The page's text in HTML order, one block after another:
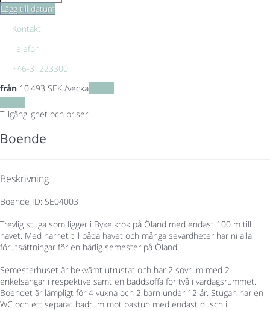
Lägg till datum
Kontakt
Telefon
+46-31223300
från 10.493 SEK /vecka
Tillgänglighet och priser
Boende
Beskrivning
Boende ID: SE04003
Trevlig stuga som ligger i Byxelkrok på Öland med endast 100 m till
havet. Med närhet till båda havet och många sevärdheter har ni alla
förutsättningar för en härlig semester på Öland!
Semesterhuset är bekvämt utrustat och har 2 sovrum med 2
enkelsängar i respektive samt en bäddsoffa för två i vardagsrummet.
Boendet är lämpligt för 4 vuxna och 2 barn under 12 år. Stugan har en
WC och ett separat badrum mot bastun med endast dusch i.